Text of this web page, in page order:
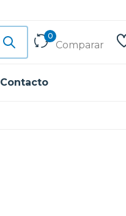
0
Comparar
Contacto